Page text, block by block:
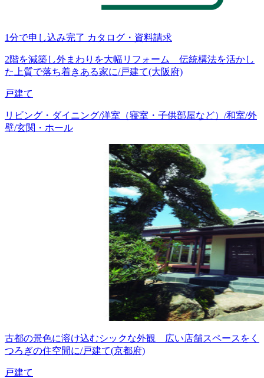
1分で申し込み完了 カタログ・資料請求
2階を減築し外まわりを大幅リフォーム 伝統構法を活かし
た上質で落ち着きある家に/戸建て(大阪府)
戸建て
リビング・ダイニング/洋室（寝室・子供部屋など）/和室/外
壁/玄関・ホール
古都の景色に溶け込むシックな外観 広い店舗スペースをく
つろぎの住空間に/戸建て(京都府)
戸建て